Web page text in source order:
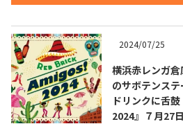
2024/07/25
横浜赤レンガ
のサボテンス
ドリンクに舌
2024』７月27